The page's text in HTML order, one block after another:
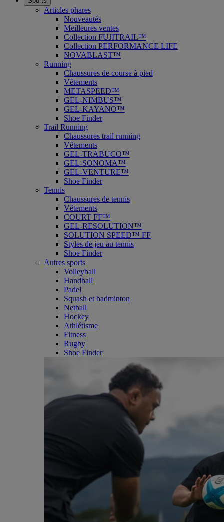
Articles phares
Nouveautés
Meilleures ventes
Collection FUJITRAIL™
Collection PERFORMANCE LIFE
NOVABLAST™
Running
Chaussures de course à pied
Vêtements
METASPEED™
GEL-NIMBUS™
GEL-KAYANO™
Shoe Finder
Trail Running
Chaussures trail running
Vêtements
GEL-TRABUCO™
GEL-SONOMA™
GEL-VENTURE™
Shoe Finder
Tennis
Chaussures de tennis
Vêtements
COURT FF™
GEL-RESOLUTION™
SOLUTION SPEED™ FF
Styles de jeu au tennis
Shoe Finder
Autres sports
Volleyball
Handball
Padel
Squash et badminton
Netball
Hockey
Athlétisme
Fitness
Rugby
Shoe Finder